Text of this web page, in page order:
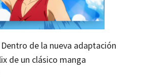
Dentro de la nueva adaptación
de un clásico manga